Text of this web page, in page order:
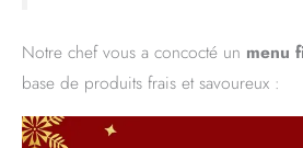
Notre chef vous a concocté un menu
base de produits frais et savoureux :